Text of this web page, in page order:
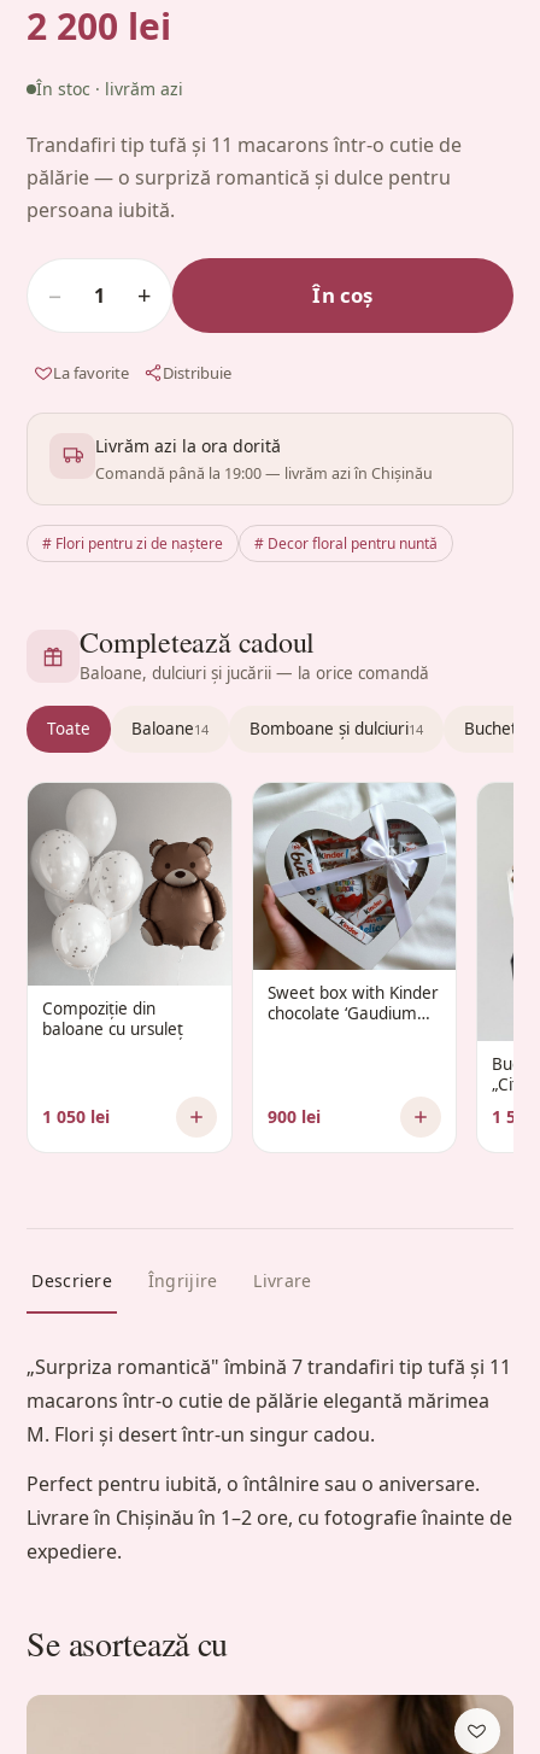
2 200 lei
În stoc · livrăm azi
Trandafiri tip tufă și 11 macarons într-o cutie de
pălărie — o surpriză romantică și dulce pentru
persoana iubită.
− 1 + În coș
La favorite Distribuie
Livrăm azi la ora dorită
Comandă până la 19:00 — livrăm azi în Chișinău
# Flori pentru zi de naștere # Decor floral pentru nuntă
Completează cadoul
Baloane, dulciuri și jucării — la orice comandă
Toate Baloane14 Bomboane și dulciuri14 Buchete
Compoziție din
baloane cu ursuleț
1 050 lei
Sweet box with Kinder
chocolate ‘Gaudium
900 lei 1
Descriere Îngrijire Livrare
„Surpriza romantică" îmbină 7 trandafiri tip tufă și 11
macarons într-o cutie de pălărie elegantă mărimea
M. Flori și desert într-un singur cadou.
Perfect pentru iubită, o întâlnire sau o aniversare.
Livrare în Chișinău în 1–2 ore, cu fotografie înainte de
expediere.
Se asortează cu